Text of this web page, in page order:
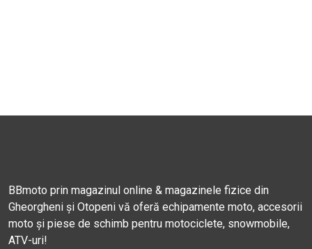
BBmoto prin magazinul online & magazinele fizice din
Gheorgheni și Otopeni vă oferă echipamente moto, accesorii
moto și piese de schimb pentru motociclete, snowmobile,
ATV-uri!